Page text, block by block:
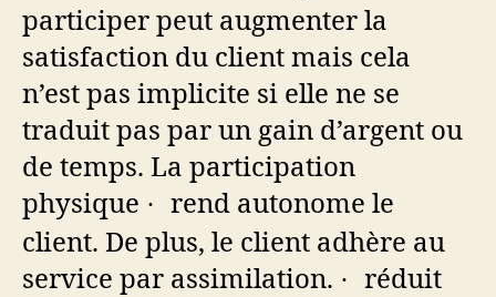
participer peut augmenter la
satisfaction du client mais cela
n’est pas implicite si elle ne se
traduit pas par un gain d’argent ou
de temps. La participation
physique ·
rend autonome le
client. De plus, le client adhère au
service par assimilation. ·
réduit